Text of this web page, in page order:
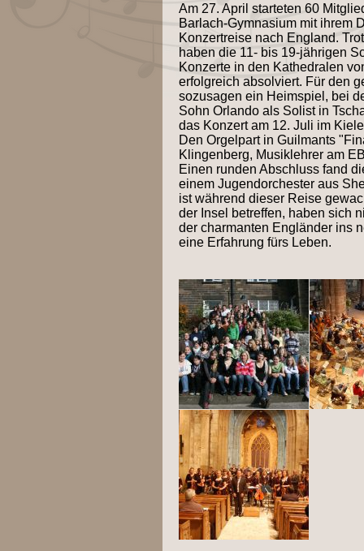
Am 27. April starteten 60
Barlach-Gymnasium mit ihrem
Konzertreise nach England.
haben die 11- bis 19-jährigen
Konzerte in den Kathedralen
erfolgreich absolviert. Für den
sozusagen ein Heimspiel, bei
Sohn Orlando als Solist in
das Konzert am 12. Juli im
Den Orgelpart in Guilmants
Klingenberg, Musiklehrer am
Einen runden Abschluss fand
einem Jugendorchester aus
ist während dieser Reise
der Insel betreffen, haben sich
der charmanten Engländer ins
eine Erfahrung fürs Leben.